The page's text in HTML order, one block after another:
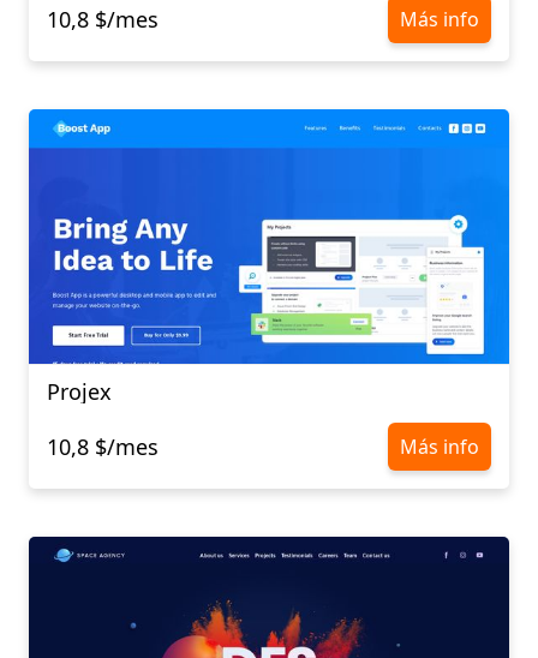
10,8 $/mes
Más info
Projex
10,8 $/mes
Más info